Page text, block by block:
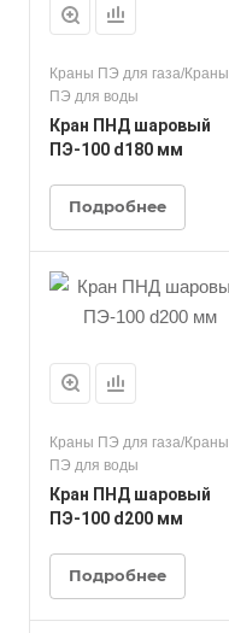
Краны ПЭ для газа/Краны
ПЭ для воды
Кран ПНД шаровый
ПЭ-100 d180 мм
Подробнее
Краны ПЭ для газа/Краны
ПЭ для воды
Кран ПНД шаровый
ПЭ-100 d200 мм
Подробнее